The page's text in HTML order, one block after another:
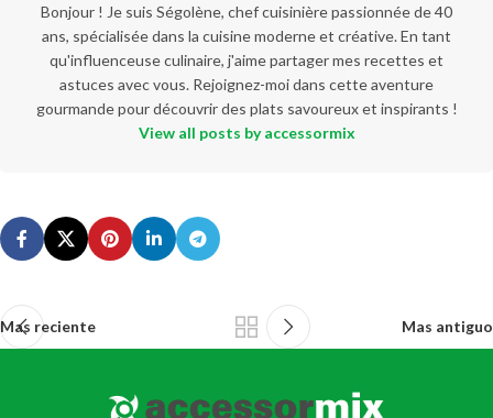
Bonjour ! Je suis Ségolène, chef cuisinière passionnée de 40
ans, spécialisée dans la cuisine moderne et créative. En tant
qu'influenceuse culinaire, j'aime partager mes recettes et
astuces avec vous. Rejoignez-moi dans cette aventure
gourmande pour découvrir des plats savoureux et inspirants !
View all posts by accessormix
Mas reciente Mas antiguo